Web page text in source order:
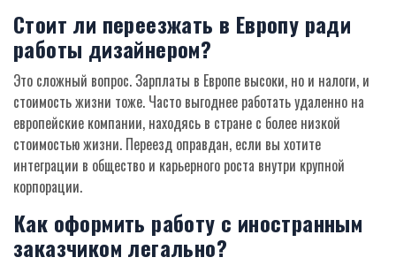
Стоит ли переезжать в Европу ради
работы дизайнером?
Это сложный вопрос. Зарплаты в Европе высоки, но и налоги, и
стоимость жизни тоже. Часто выгоднее работать удаленно на
европейские компании, находясь в стране с более низкой
стоимостью жизни. Переезд оправдан, если вы хотите
интеграции в общество и карьерного роста внутри крупной
корпорации.
Как оформить работу с иностранным
заказчиком легально?